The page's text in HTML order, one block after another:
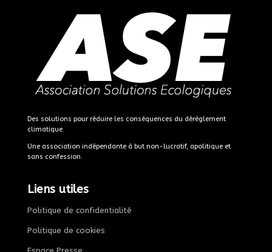
Des solutions pour réduire les conséquences du dérèglement
climatique.
Une association indépendante à but non-lucratif, apolitique et
sans confession.
Liens utiles
Politique de confidentialité
Politique de cookies